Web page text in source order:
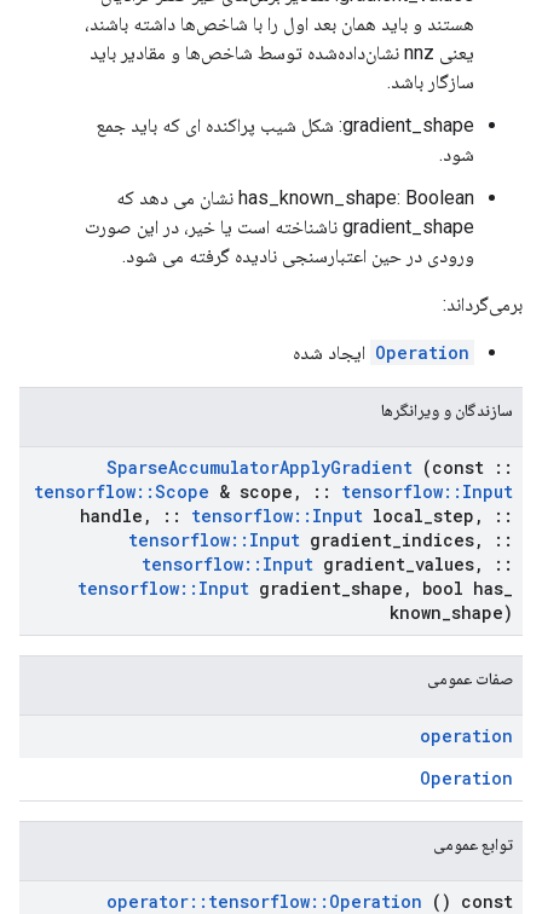
هستند و باید همان بعد اول را با شاخص‌ها داشته باشند،
یعنی nnz نشان‌داده‌شده توسط شاخص‌ها و مقادیر باید
سازگار باشد.
gradient_shape: شکل شیب پراکنده ای که باید جمع
شود.
has_known_shape: Boolean نشان می دهد که
gradient_shape ناشناخته است یا خیر، در این صورت
ورودی در حین اعتبارسنجی نادیده گرفته می شود.
برمی‌گرداند:
Operation ایجاد شده
سازندگان و ویرانگرها
SparseAccumulatorApplyGradient (const ::
tensorflow::Scope & scope , :: tensorflow:: Input
handle , :: tensorflow:: Input local step ,
::
tensorflow:: Input gradient indices,
::
tensorflow:: Input gradient values,
::
tensorflow:: Input gradient shape , bool has
known shape)
صفات عمومی
operation
Operation
توابع عمومی
operator:: tensorflow:: Operation () const